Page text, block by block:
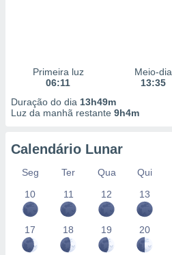
Primeira luz
06:11
Meio-dia
13:35
Duração do dia 13h49m
Luz da manhã restante 9h4m
Calendário Lunar
Seg Ter Qua Qui
10
11 12 13
17 18 19 20